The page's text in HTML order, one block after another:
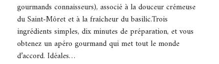
gourmands connaisseurs), associé à la douceur crémeuse
du Saint-Môret et à la fraîcheur du basilic.Trois
ingrédients simples, dix minutes de préparation, et vous
obtenez un apéro gourmand qui met tout le monde
d’accord. Idéales…